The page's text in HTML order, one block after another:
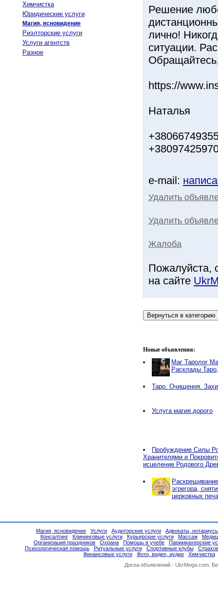
Химчистка
Юридические услуги
Магия, ясновидение
Риэлторские услуги
Услуги агентств
Разное
Решение
лично!
ситуации.
https://
Наталья
e-mail:
Удалить
Удалить
Жалоба
Пожалуйста,
на сайте
Новые объявления:
Маг Таролог
Расклады
Таро. Очищення.
Услуга магия дорого
Пробуждение Силы
Хранителями и
исцеление Родового
эгрегора,
церковных
Магия, ясновидение Услуги Аудиторские услуги
Адвокаты,
Консалтинг
Клининговые услуги Курьерские услуги Массаж
Организация праздников
Охрана Помощь в учебе
Парикмахерские
Психологическая помощь
Ритуальные услуги Спортивные клубы
Финансовые услуги
Фото, видео, аудио
Химчистка
Доска объявлений - UkrMega.com.